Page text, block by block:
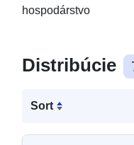
hospodárstvo
Distribúcie
Sort